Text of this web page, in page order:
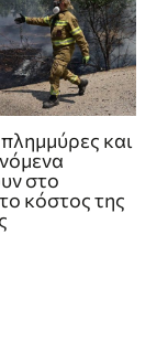
και
στο
κόστος της